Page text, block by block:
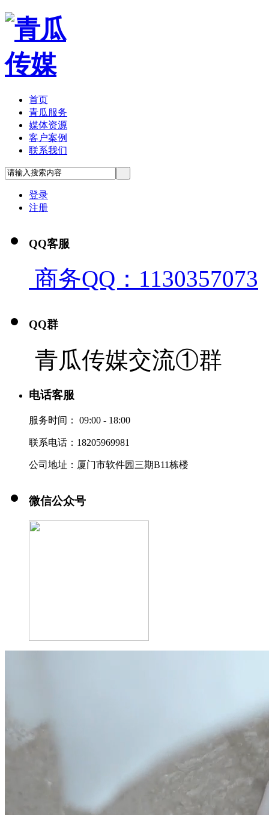
首页
青瓜服务
媒体资源
客户案例
联系我们
登录
注册
QQ客服
商务QQ：1130357073
QQ群
青瓜传媒交流①群
电话客服
服务时间： 09:00 - 18:00
联系电话：18205969981
公司地址：厦门市软件园三期B11栋楼
微信公众号